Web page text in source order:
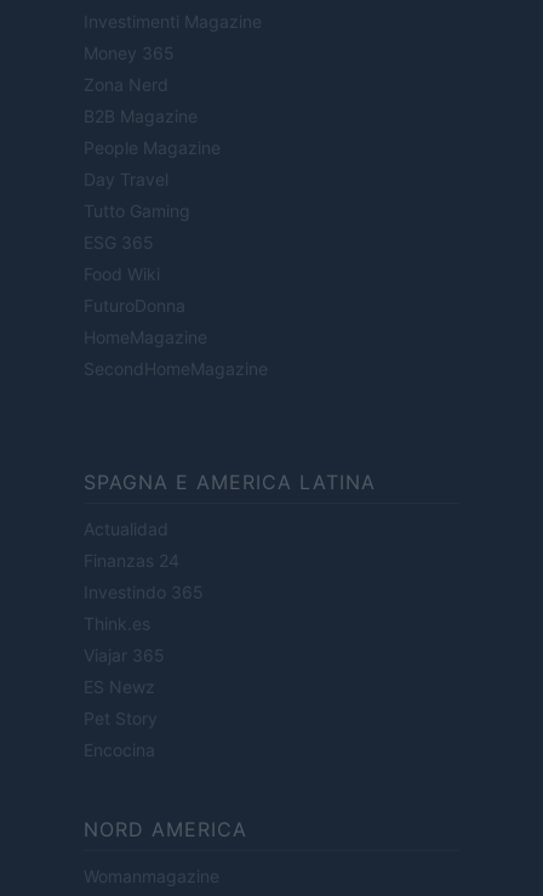
Investimenti Magazine
Money 365
Zona Nerd
B2B Magazine
People Magazine
Day Travel
Tutto Gaming
ESG 365
Food Wiki
FuturoDonna
HomeMagazine
SecondHomeMagazine
SPAGNA E AMERICA LATINA
Actualidad
Finanzas 24
Investindo 365
Think.es
Viajar 365
ES Newz
Pet Story
Encocina
NORD AMERICA
Womanmagazine